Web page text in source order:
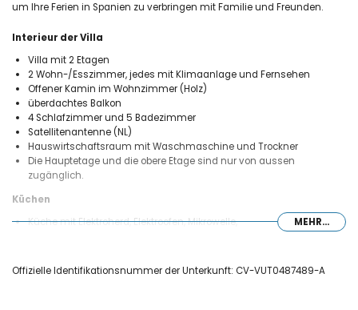
um Ihre Ferien in Spanien zu verbringen mit Familie und Freunden.
Interieur der Villa
Villa mit 2 Etagen
2 Wohn-/Esszimmer, jedes mit Klimaanlage und Fernsehen
Offener Kamin im Wohnzimmer (Holz)
überdachtes Balkon
4 Schlafzimmer und 5 Badezimmer
Satellitenantenne (NL)
Hauswirtschaftsraum mit Waschmaschine und Trockner
Die Hauptetage und die obere Etage sind nur von aussen
zugänglich.
Küchen
Küche mit Elektroherd, Elektroofen, Mikrowelle,
Küche mit Elektroherd, Elektroofen, Mikrowelle,
MEHR...
Offizielle Identifikationsnummer der Unterkunft: CV-VUT0487489-A